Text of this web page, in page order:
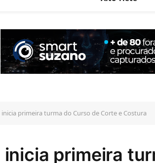
inicia primeira turma do Curso de Corte e Costura
inicia primeira